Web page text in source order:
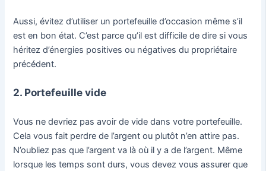
Aussi, évitez d’utiliser un portefeuille d’occasion même s’il
est en bon état. C’est parce qu’il est difficile de dire si vous
héritez d’énergies positives ou négatives du propriétaire
précédent.
2. Portefeuille vide
Vous ne devriez pas avoir de vide dans votre portefeuille.
Cela vous fait perdre de l’argent ou plutôt n’en attire pas.
N’oubliez pas que l’argent va là où il y a de l’argent. Même
lorsque les temps sont durs, vous devez vous assurer que